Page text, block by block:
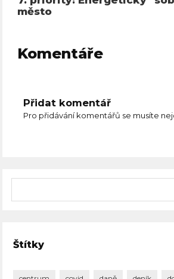
město
Komentáře
Přidat komentář
Pro přidávání komentářů se musíte
Štítky